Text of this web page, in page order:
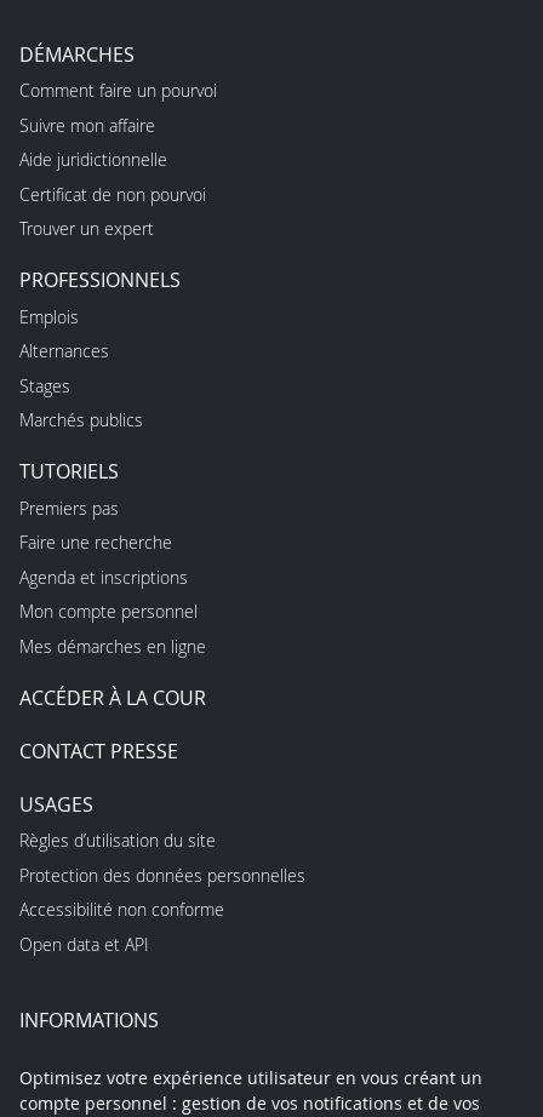
DÉMARCHES
Comment faire un pourvoi
Suivre mon affaire
Aide juridictionnelle
Certificat de non pourvoi
Trouver un expert
PROFESSIONNELS
Emplois
Alternances
Stages
Marchés publics
TUTORIELS
Premiers pas
Faire une recherche
Agenda et inscriptions
Mon compte personnel
Mes démarches en ligne
ACCÉDER À LA COUR
CONTACT PRESSE
USAGES
Règles d’utilisation du site
Protection des données personnelles
Accessibilité non conforme
Open data et API
INFORMATIONS
Optimisez votre expérience utilisateur en vous créant un
compte personnel : gestion de vos notifications et de vos